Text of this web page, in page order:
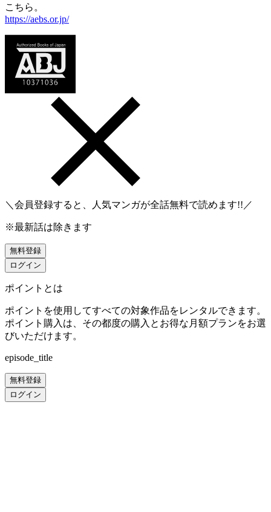
こちら。
https://aebs.or.jp/
＼会員登録すると、人気マンガが全話無料で読めます!!／
※最新話は除きます
無料登録
ログイン
ポイントとは
ポイントを使用してすべての対象作品をレンタルできます。
ポイント購入は、その都度の購入とお得な月額プランをお選
びいただけます。
episode_title
無料登録
ログイン